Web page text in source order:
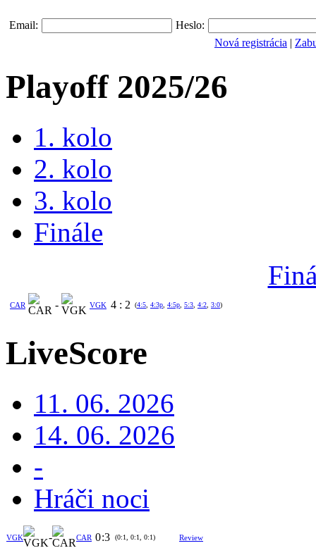
Email:
Heslo:
Nová registrácia |
Playoff 2025/26
1. kolo
2. kolo
3. kolo
Finále
CAR - VGK 4 : 2 (4:5 4:3p 4:5p 5:3 4:2 3:0)
LiveScore
11. 06. 2026
14. 06. 2026
-
Hráči noci
VGK - CAR 0:3 (0:1, 0:1, 0:1) Review